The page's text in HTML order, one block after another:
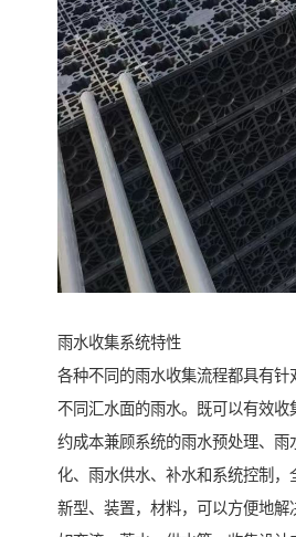
雨水收集系统特性
各种不同的雨水收集流程都具有针
不同汇水面的雨水。既可以有效收
约成本兼顾系统的雨水预处理、雨
化、雨水供水、补水和系统控制，
新型、装置，材料，可以方便地解